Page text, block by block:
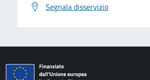
Segnala disservizio